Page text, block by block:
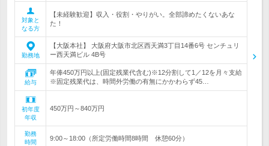
対象と
なる方
【未経験歓迎】収入・役割・やりがい。全部諦めたくないあな
た！
勤務地
【大阪本社】 大阪府大阪市北区西天満3丁目14番6号 センチュリ
ー西天満ビル 4B号
給与
年俸450万円以上(固定残業代含む)※12分割して1／12を月々支給
※固定残業代は、時間外労働の有無にかかわらず45…
初年度
年収
450万円～840万円
勤務
時間
9:00～18:00（所定労働時間8時間 休憩60分）